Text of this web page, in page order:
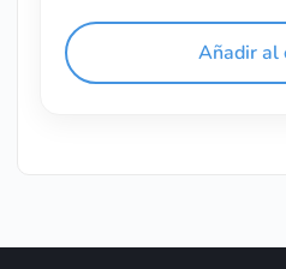
Añadir al